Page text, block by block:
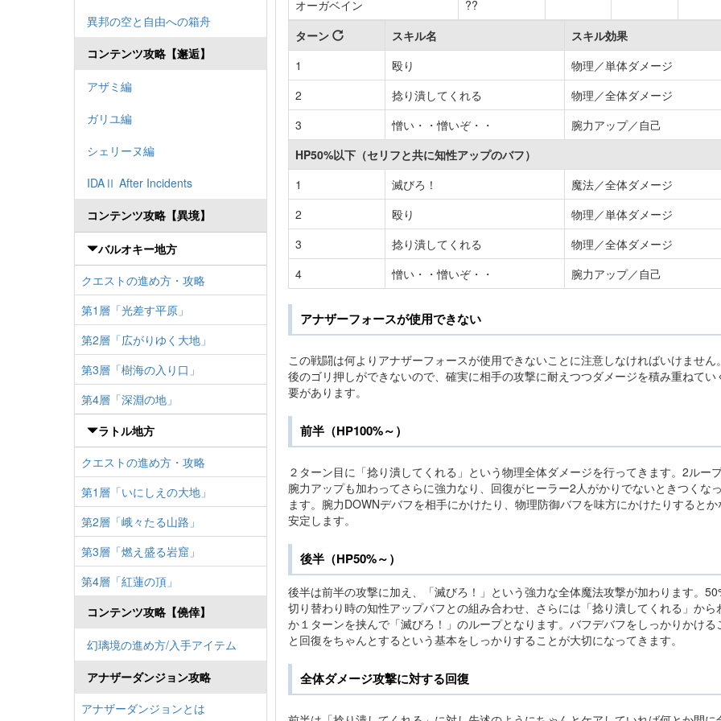
異邦の空と自由への箱舟
コンテンツ攻略【邂逅】
アザミ編
ガリユ編
シェリーヌ編
IDAⅡ After Incidents
コンテンツ攻略【異境】
バルオキー地方
クエストの進め方・攻略
第1層「光差す平原」
第2層「広がりゆく大地」
第3層「樹海の入り口」
第4層「深淵の地」
ラトル地方
クエストの進め方・攻略
第1層「いにしえの大地」
第2層「峨々たる山路」
第3層「燃え盛る岩窟」
第4層「紅蓮の頂」
コンテンツ攻略【僥倖】
幻璃境の進め方/入手アイテム
アナザーダンジョン攻略
アナザーダンジョンとは
オーガベイン
??
ターン
スキル名
スキル効果
1
殴り
物理／単体ダメージ
2
捻り潰してくれる
物理／全体ダメージ
3
憎い・・憎いぞ・・
腕力アップ／自己
HP50%以下（セリフと共に知性アップのバフ）
1
滅びろ！
魔法／全体ダメージ
2
殴り
物理／単体ダメージ
3
捻り潰してくれる
物理／全体ダメージ
4
憎い・・憎いぞ・・ 腕力アップ／自己
アナザーフォースが使用できない
この戦闘は何よりアナザーフォースが使用できないことに注意しなければいけません
後のゴリ押しができないので、確実に相手の攻撃に耐えつつダメージを積み重ねてい
要があります。
前半（HP100%～）
２ターン目に「捻り潰してくれる」という物理全体ダメージを行ってきます。2ルー
腕力アップも加わってさらに強力なり、回復がヒーラー2人がかりでないときつくな
ます。腕力DOWNデバフを相手にかけたり、物理防御バフを味方にかけたりするとか
安定します。
後半（HP50%～）
後半は前半の攻撃に加え、「滅びろ！」という強力な全体魔法攻撃が加わります。
切り替わり時の知性アップバフとの組み合わせ、さらには「捻り潰してくれる」から
か１ターンを挟んで「滅びろ！」のループとなります。バフデバフをしっかりかける
と回復をちゃんとするという基本をしっかりすることが大切になってきます。
全体ダメージ攻撃に対する回復